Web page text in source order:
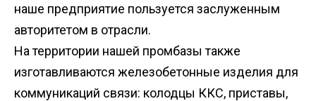
наше предприятие пользуется заслуженным
авторитетом в отрасли.
На территории нашей промбазы также
изготавливаются железобетонные изделия для
коммуникаций связи: колодцы ККС, приставы,